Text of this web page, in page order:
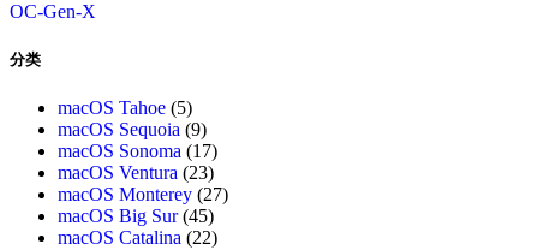
OC-Gen-X
分类
macOS Tahoe (5)
macOS Sequoia (9)
macOS Sonoma (17)
macOS Ventura (23)
macOS Monterey (27)
macOS Big Sur(45)
macOS Catalina (22)